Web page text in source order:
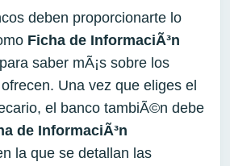
deben proporcionarte lo
Ficha de InformaciÃ³n
saber mÃ¡s sobre los
Una vez que eliges el
el banco tambiÃ©n debe
de InformaciÃ³n
la que se detallan las